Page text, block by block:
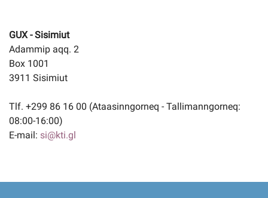
GUX - Sisimiut
Adammip aqq. 2
Box 1001
3911 Sisimiut
Tlf. +299 86 16 00 (Ataasinngorneq - Tallimanngorneq:
08:00-16:00)
E-mail: si@kti.gl